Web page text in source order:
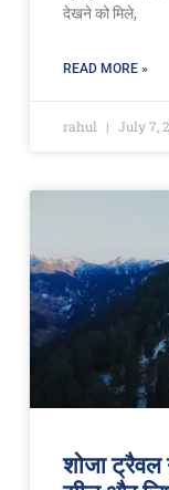
देखने को मिले,
READ MORE »
rahul July 7,
शोजा ट्रैवल